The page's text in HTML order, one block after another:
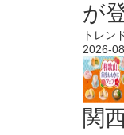
が
トレン
2026-
関